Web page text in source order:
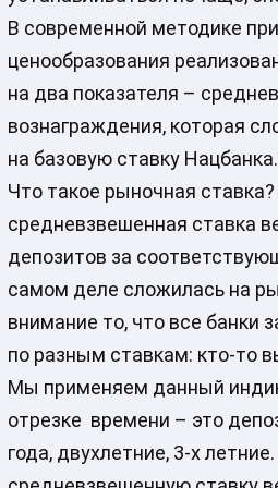
В современной методике
ценообразования
на два показателя –
вознаграждения, которая
на базовую ставку Нацбанка.
Что такое рыночная
средневзвешенная ставка
депозитов за
самом деле сложилась на
внимание то, что все банки
по разным ставкам: кто-то
Мы применяем данный
отрезке времени – это
года, двухлетние, 3-х